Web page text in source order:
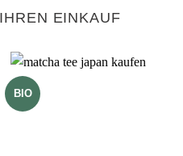
EINKAUF
BIO